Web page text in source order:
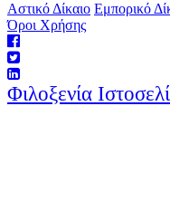
Αστικό Δίκαιο Εμπορικό
Όροι Χρήσης
Φιλοξενία